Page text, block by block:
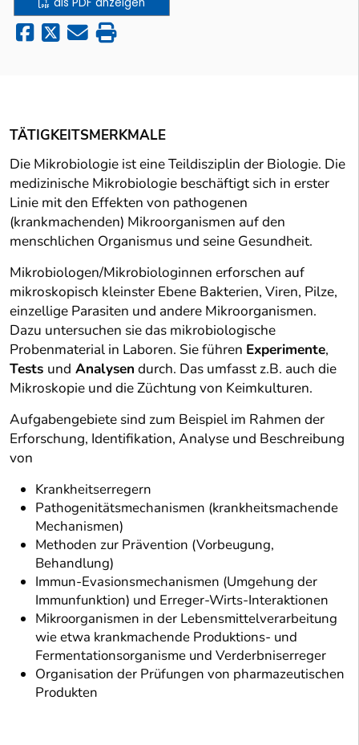
TÄTIGKEITSMERKMALE
Die Mikrobiologie ist eine Teildisziplin der Biologie. Die
medizinische Mikrobiologie beschäftigt sich in erster
Linie mit den Effekten von pathogenen
(krankmachenden) Mikroorganismen auf den
menschlichen Organismus und seine Gesundheit.
Mikrobiologen/Mikrobiologinnen erforschen auf
mikroskopisch kleinster Ebene Bakterien, Viren, Pilze,
einzellige Parasiten und andere Mikroorganismen.
Dazu untersuchen sie das mikrobiologische
Probenmaterial in Laboren. Sie führen Experimente,
Tests und Analysen durch. Das umfasst z.B. auch die
Mikroskopie und die Züchtung von Keimkulturen.
Aufgabengebiete sind zum Beispiel im Rahmen der
Erforschung, Identifikation, Analyse und Beschreibung
von
Krankheitserregern
Pathogenitätsmechanismen (krankheitsmachende
Mechanismen)
Methoden zur Prävention (Vorbeugung,
Behandlung)
Immun-Evasionsmechanismen (Umgehung der
Immunfunktion) und Erreger-Wirts-Interaktionen
Mikroorganismen in der Lebensmittelverarbeitung
wie etwa krankmachende Produktions- und
Fermentationsorganisme und Verderbniserreger
Organisation der Prüfungen von pharmazeutischen
Produkten